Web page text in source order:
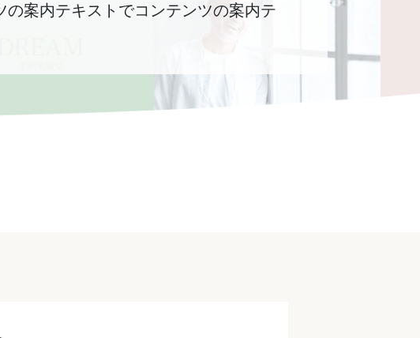
案内テキストでコンテンツの案内テ